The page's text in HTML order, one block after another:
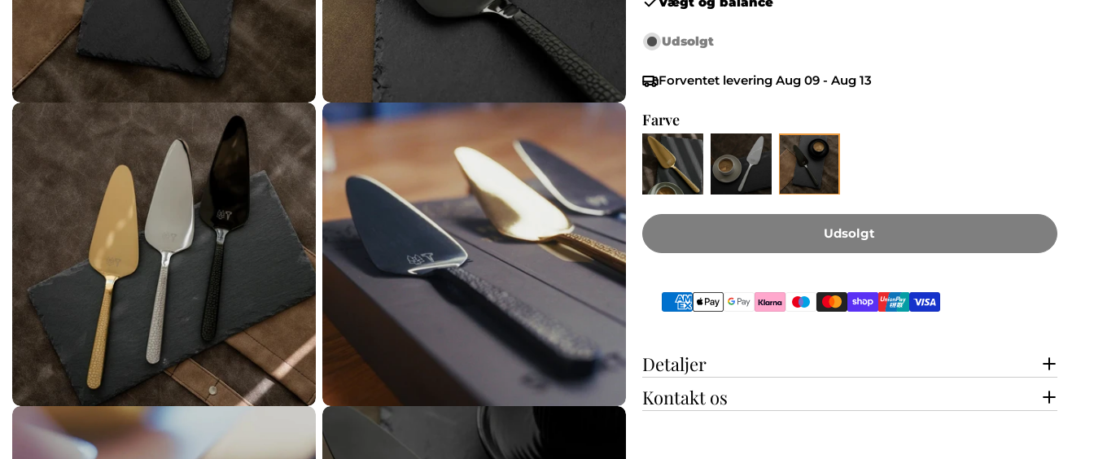
Åbn medie 2 i modal Åbn medie 3 i modal
Udsolgt
Forventet levering Aug 09 - Aug 13
Farve
Udsolgt
Betalingsmetoder
Detaljer
Kontakt os